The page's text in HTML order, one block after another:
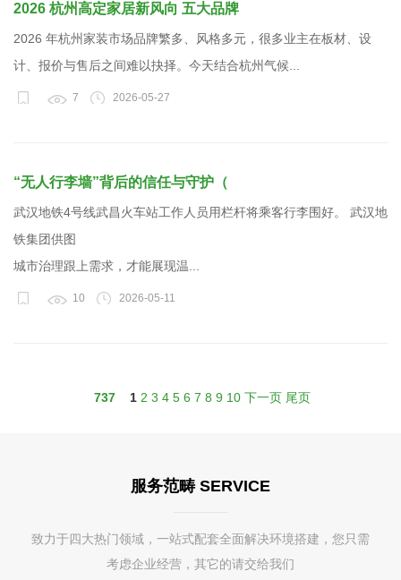
2026 杭州高定家居新风向 五大品牌
2026 年杭州家装市场品牌繁多、风格多元，很多业主在板材、设
计、报价与售后之间难以抉择。今天结合杭州气候...
7 2026-05-27
“无人行李墙”背后的信任与守护（
武汉地铁4号线武昌火车站工作人员用栏杆将乘客行李围好。 武汉地
铁集团供图
城市治理跟上需求，才能展现温...
10 2026-05-11
737 1 2 3 4 5 6 7 8 9 10 下一页 尾页
服务范畴 SERVICE
致力于四大热门领域，一站式配套全面解决环境搭建，您只需
考虑企业经营，其它的请交给我们